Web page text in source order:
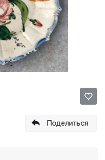
Поделиться